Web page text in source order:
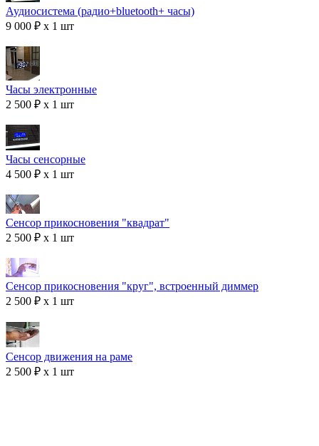
Аудиосистема (радио+bluetooth+ часы)
9 000 ₽ x 1 шт
Часы электронные
2 500 ₽ x 1 шт
Часы сенсорные
4 500 ₽ x 1 шт
Сенсор прикосновения "квадрат"
2 500 ₽ x 1 шт
Сенсор прикосновения "круг", встроенный диммер
2 500 ₽ x 1 шт
Сенсор движения на раме
2 500 ₽ x 1 шт